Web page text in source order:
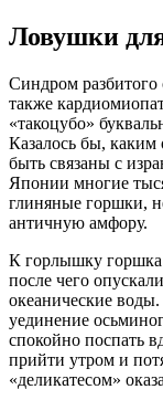
Ловушки
Синдром разбитого
также
«такоцубо»
Казалось бы, каким
быть связаны с
Японии многие
глиняные горшки,
античную амфору.
К горлышку
после чего
океанические
уединение
спокойно поспать
прийти утром и
«деликатесом»